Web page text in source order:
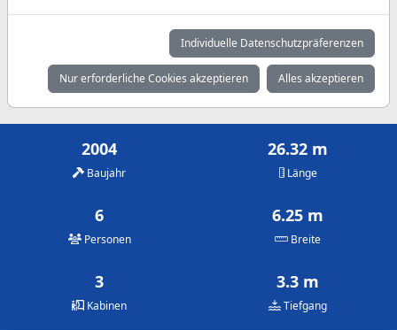
Mai Juni
3.360 €
Juli
3.790 €
August
3.790 €
September
3.360 €
Oktober
3.360 €
2004
Baujahr
26.32 m
Länge
6
Personen
6.25 m
Breite
3
Kabinen
3.3 m
Tiefgang
Individuelle Datenschutzpräferenzen
Nur erforderliche Cookies akzeptieren Alles akzeptieren